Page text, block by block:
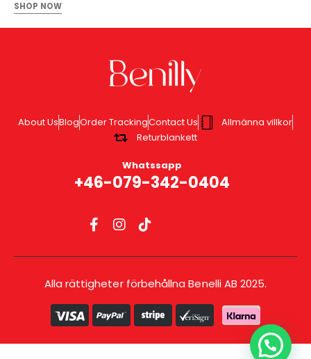
SHOP NOW
About UsBlogOrder TrackingContact Us
Allmänna villkor
Returblankett
Whatssapp
+46-079-342-0404
Alla rättigheter förbehållna Benelli AB 2025.